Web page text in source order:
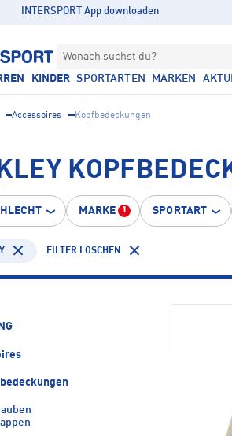
INTERSPORT App downloaden
Wonach suchst du?
KINDER SPORTARTEN MARKEN
Accessoires Kopfbedeckungen
MARKE 1 SPORTART
FILTER LÖSCHEN